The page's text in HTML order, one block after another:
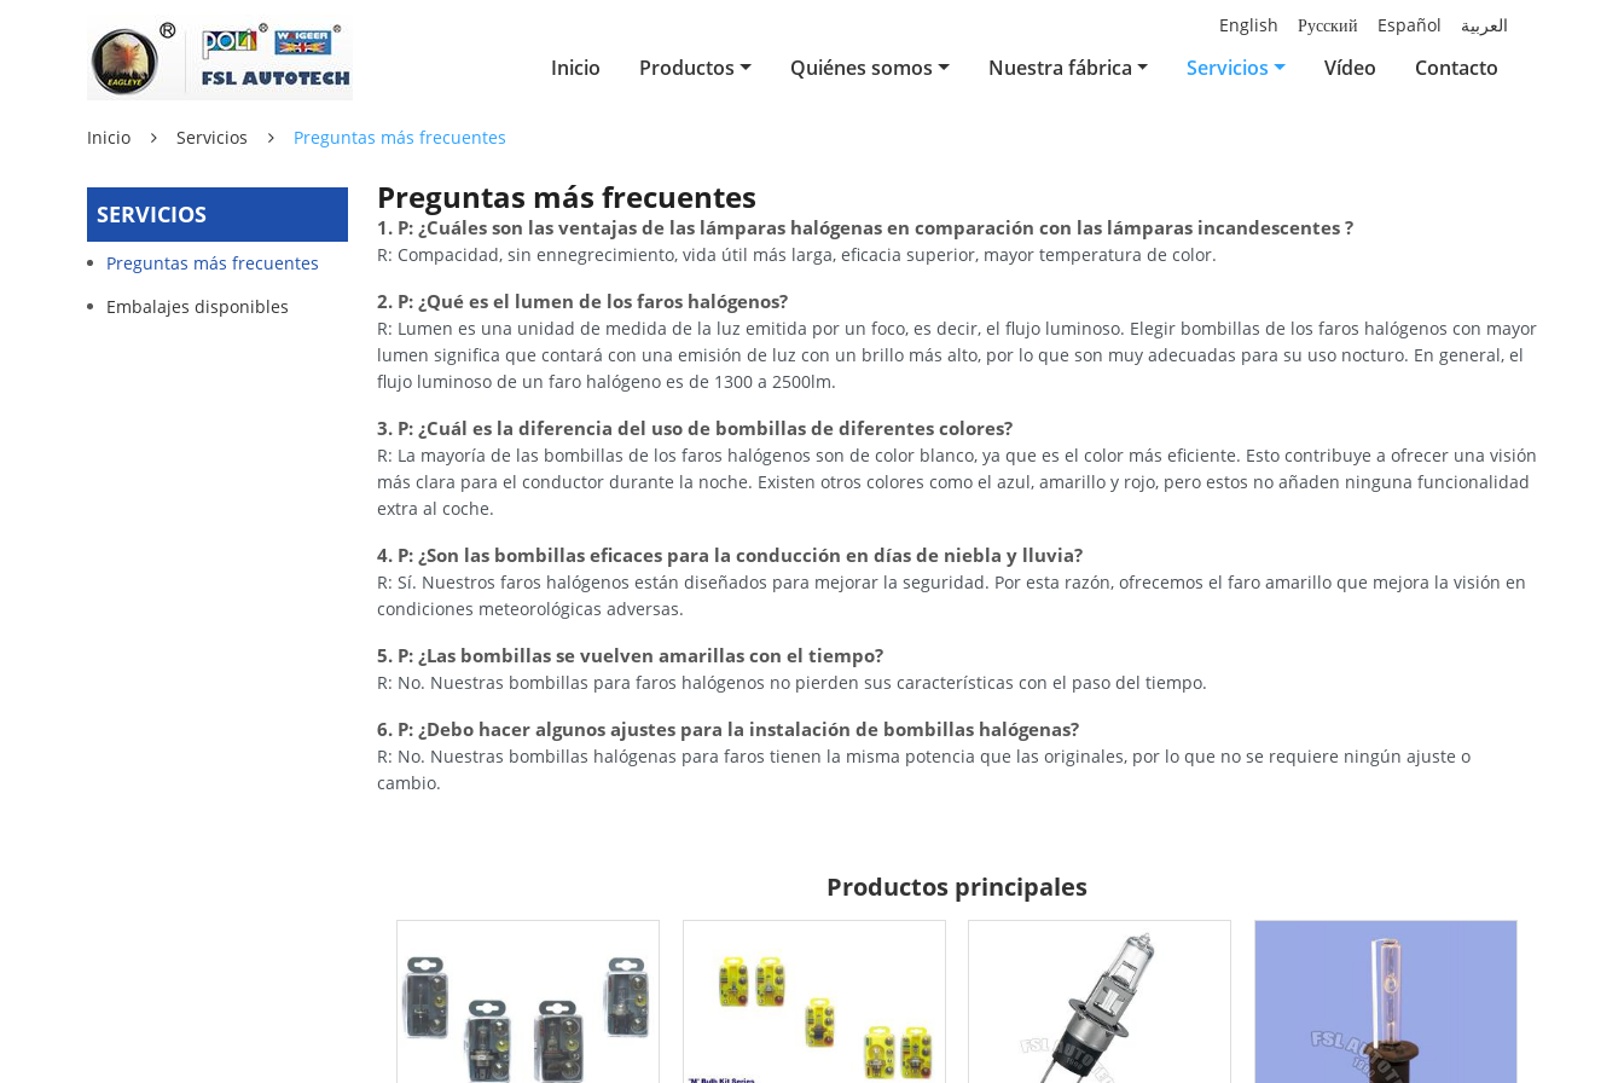
English Русский Español العربية
Inicio Productos Quiénes somos Nuestra fábrica Servicios Vídeo Contacto
Inicio Servicios Preguntas más frecuentes
Preguntas más frecuentes
1. P: ¿Cuáles son las ventajas de las lámparas halógenas en comparación con las lámparas incandescentes ?
R: Compacidad, sin ennegrecimiento, vida útil más larga, eficacia superior, mayor temperatura de color.
2. P: ¿Qué es el lumen de los faros halógenos?
R: Lumen es una unidad de medida de la luz emitida por un foco, es decir, el flujo luminoso. Elegir bombillas de los faros halógenos con mayor
lumen significa que contará con una emisión de luz con un brillo más alto, por lo que son muy adecuadas para su uso nocturo. En general, el
flujo luminoso de un faro halógeno es de 1300 a 2500lm.
3. P: ¿Cuál es la diferencia del uso de bombillas de diferentes colores?
R: La mayoría de las bombillas de los faros halógenos son de color blanco, ya que es el color más eficiente. Esto contribuye a ofrecer una visión
más clara para el conductor durante la noche. Existen otros colores como el azul, amarillo y rojo, pero estos no añaden ninguna funcionalidad
extra al coche.
4. P: ¿Son las bombillas eficaces para la conducción en días de niebla y lluvia?
R: Sí. Nuestros faros halógenos están diseñados para mejorar la seguridad. Por esta razón, ofrecemos el faro amarillo que mejora la visión en
condiciones meteorológicas adversas.
5. P: ¿Las bombillas se vuelven amarillas con el tiempo?
R: No. Nuestras bombillas para faros halógenos no pierden sus características con el paso del tiempo.
6. P: ¿Debo hacer algunos ajustes para la instalación de bombillas halógenas?
R: No. Nuestras bombillas halógenas para faros tienen la misma potencia que las originales, por lo que no se requiere ningún ajuste o
cambio.
Productos principales
SERVICIOS
Preguntas más frecuentes
Embalajes disponibles